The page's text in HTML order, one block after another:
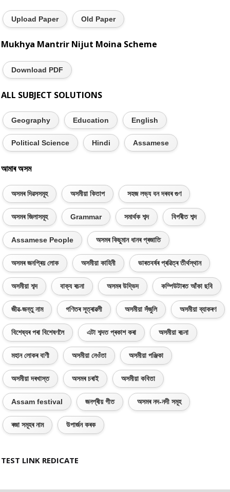
Upload Paper Old Paper
Mukhya Mantrir Nijut Moina Scheme
Download PDF
ALL SUBJECT SOLUTIONS
Geography Education English
Political Science Hindi Assamese
আমাৰ অসম
অসমৰ দিৱসসমূহ অসমীয়া কিতাপ সহজ লভ্য বন দৰবৰ গুণ
অসমৰ জিলাসমূহ Grammar সমাৰ্থক শব্দ বিপৰীত শব্দ
Assamese People অসমৰ কিছুমান ধানৰ প্ৰজাতি
অসমৰ জনপ্ৰিয় লোক অসমীয়া কাহিনী ভাৰতবৰ্ষৰ প্ৰৱিত্ৰ তীৰ্থস্থান
অসমীয়া শব্দ বাক্য ৰচনা অসমৰ উদ্ভিদ কম্পিউটাৰত আঁকা ছবি
জীৱ-জন্তু নাম গণিতৰ সূত্ৰাৱলী অসমীয়া সঁজুলি অসমীয়া ব্যাকৰণ
বিশেষ্যৰ পৰা বিশেষণলৈ এটা শব্দত প্ৰকাশ কৰা অসমীয়া ৰচনা
মহান লোকৰ বাণী অসমীয়া নেওঁতা অসমীয়া পঞ্জিকা
অসমীয়া দৰখাস্ত অসমৰ চৰাই অসমীয়া কবিতা
Assam festival জনপ্ৰীয় গীত অসমৰ নদ-নদী সমূহ
ৰজা সমূহৰ নাম উপাৰ্জন কৰক
TEST LINK REDICATE